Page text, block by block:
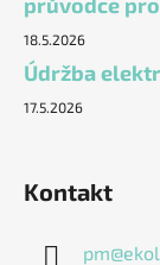
18.5.2026
Údržba
17.5.2026
Kontakt
pm@